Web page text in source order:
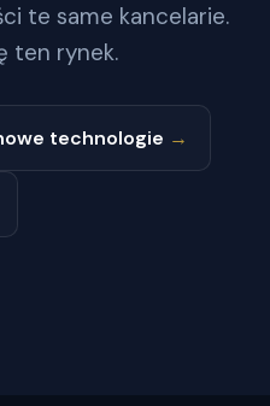
te same kancelarie.
ten rynek.
technologie →